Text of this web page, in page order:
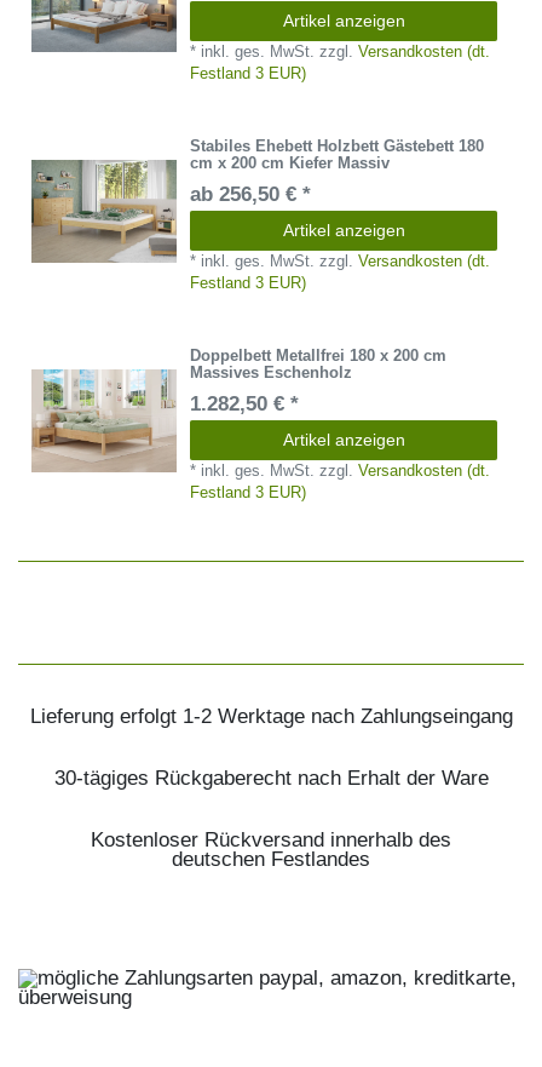
Artikel anzeigen
* inkl. ges. MwSt. zzgl.Versandkosten (dt.
Festland 3 EUR)
Stabiles Ehebett Holzbett Gästebett 180
cm x 200 cm Kiefer Massiv
ab 256,50 € *
Artikel anzeigen
* inkl. ges. MwSt. zzgl.Versandkosten (dt.
Festland 3 EUR)
Doppelbett Metallfrei 180 x 200 cm
Massives Eschenholz
1.282,50 € *
Artikel anzeigen
* inkl. ges. MwSt. zzgl.Versandkosten (dt.
Festland 3 EUR)
Lieferung erfolgt 1-2 Werktage nach Zahlungseingang
30-tägiges Rückgaberecht nach Erhalt der Ware
Kostenloser Rückversand innerhalb des
deutschen Festlandes